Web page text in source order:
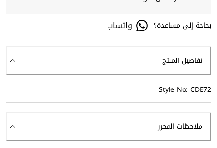
بحاجة إلى مساعدة؟ واتساب
تفاصيل المنتج
Style No: CDE72
ملاحظات المحرر